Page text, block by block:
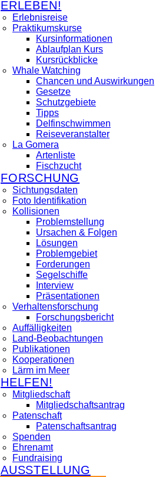
ERLEBEN!
Erlebnisreise
Praktikumskurse
Kursinformationen
Ablaufplan Kurs
Kursrückblicke
Whale Watching
Chancen und Auswirkungen
Gesetze
Schutzgebiete
Tipps
Delfinschwimmen
Reiseveranstalter
La Gomera
Artenliste
Fischzucht
FORSCHUNG
Sichtungsdaten
Foto Identifikation
Kollisionen
Problemstellung
Ursachen & Folgen
Lösungen
Problemgebiet
Forderungen
Segelschiffe
Interview
Präsentationen
Verhaltensforschung
Forschungsbericht
Auffälligkeiten
Land-Beobachtungen
Publikationen
Kooperationen
Lärm im Meer
HELFEN!
Mitgliedschaft
Mitgliedschaftsantrag
Patenschaft
Patenschaftsantrag
Spenden
Ehrenamt
Fundraising
AUSSTELLUNG